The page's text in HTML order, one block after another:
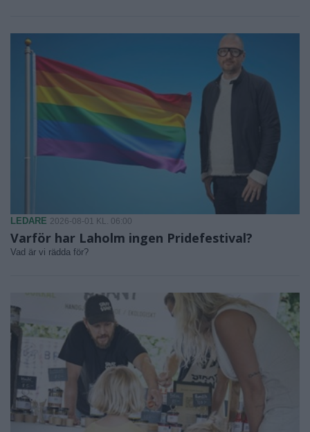
LEDARE 2026-08-01 KL. 06:00
Varför har Laholm ingen Pridefestival?
Vad är vi rädda för?